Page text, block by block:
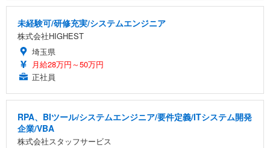
未経験可/研修充実/システムエンジニア
株式会社HIGHEST
埼玉県
月給28万円～50万円
正社員
RPA、BIツール/システムエンジニア/要件定義/ITシステム開発
企業/VBA
株式会社スタッフサービス